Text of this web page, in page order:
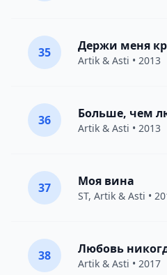
35 Держи меня
Artik & Asti • 2013
36 Больше, чем
Artik & Asti • 2013
37 Моя вина
ST, Artik & Asti •
38 Любовь
Artik & Asti • 2017